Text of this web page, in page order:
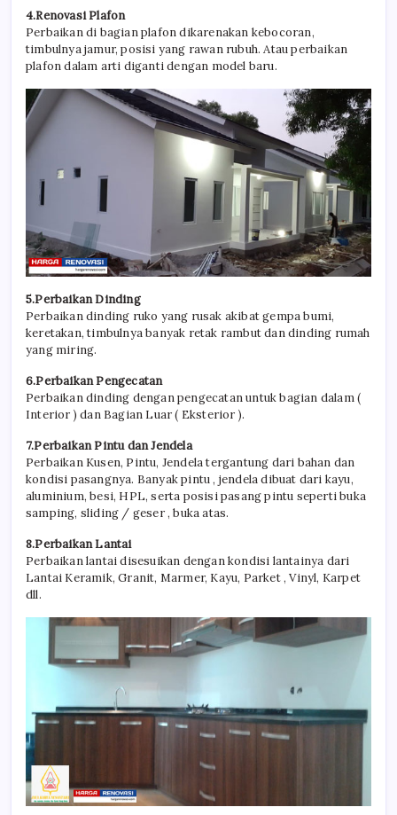
4.Renovasi Plafon
Perbaikan di bagian plafon dikarenakan kebocoran,
timbulnya jamur, posisi yang rawan rubuh. Atau perbaikan
plafon dalam arti diganti dengan model baru.
5.Perbaikan Dinding
Perbaikan dinding ruko yang rusak akibat gempa bumi,
keretakan, timbulnya banyak retak rambut dan dinding rumah
yang miring.
6.Perbaikan Pengecatan
Perbaikan dinding dengan pengecatan untuk bagian dalam (
Interior ) dan Bagian Luar ( Eksterior ).
7.Perbaikan Pintu dan Jendela
Perbaikan Kusen, Pintu, Jendela tergantung dari bahan dan
kondisi pasangnya. Banyak pintu , jendela dibuat dari kayu,
aluminium, besi, HPL, serta posisi pasang pintu seperti buka
samping, sliding / geser , buka atas.
8.Perbaikan Lantai
Perbaikan lantai disesuikan dengan kondisi lantainya dari
Lantai Keramik, Granit, Marmer, Kayu, Parket , Vinyl, Karpet
dll.